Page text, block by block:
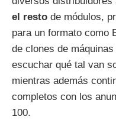
el resto de módulos,
para un formato como
de clones de
escuchar qué tal van
mientras además
completos con los
100.